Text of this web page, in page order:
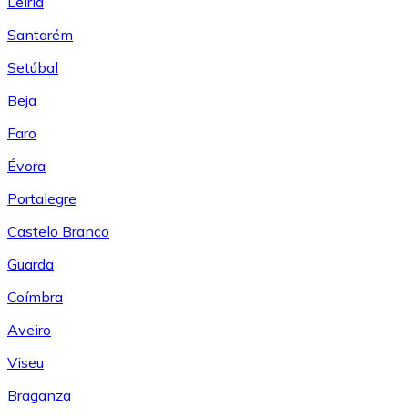
Santarém
Setúbal
Beja
Faro
Évora
Portalegre
Castelo Branco
Guarda
Coímbra
Aveiro
Viseu
Braganza